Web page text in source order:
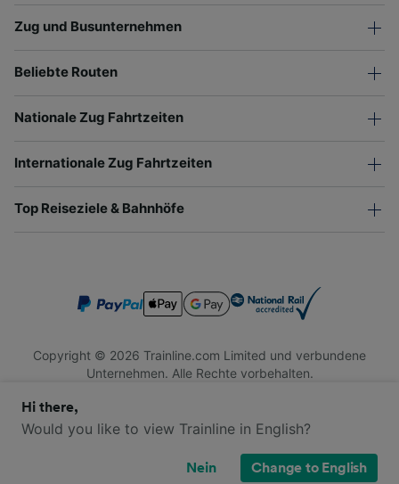
Zug und Busunternehmen
Beliebte Routen
Nationale Zug Fahrtzeiten
Internationale Zug Fahrtzeiten
Top Reiseziele & Bahnhöfe
Copyright © 2026 Trainline.com Limited und verbundene
Unternehmen. Alle Rechte vorbehalten.
Firmennummer 3846791. Registrierte Adresse: 1 Stonecutter
St, London EC4A 4AH, United Kingdom. USt-IdNr.: 791 7261
Hi there,
Would you like to view Trainline in English?
Nein Change to English